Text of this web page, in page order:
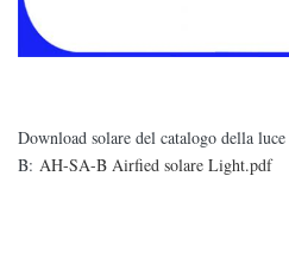
Download solare del catalogo della
B: AH-SA-B Airfied solare Light.pdf